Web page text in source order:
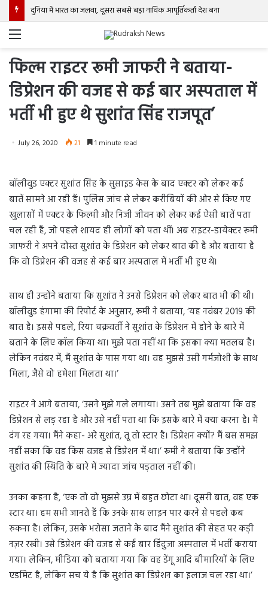
दुनिया में भारत का जलवा, दूसरा सबसे बड़ा नाविक आपूर्तिकर्ता देश बना
Menu
फिल्म राइटर रूमी जाफरी ने बताया-
डिप्रेशन की वजह से कई बार अस्पताल में
भर्ती भी हुए थे सुशांत सिंह राजपूत’
July 26, 2020 21 1 minute read
बॉलीवुड एक्टर सुशांत सिंह के सुसाइड केस के बाद एक्टर को लेकर कई
बातें सामने आ रही हैं। पुलिस जांच से लेकर करीबियों की ओर से किए गए
खुलासों में एक्टर के फिल्मी और निजी जीवन को लेकर कई ऐसी बातें पता
चल रही हैं, जो पहले शायद ही लोगों को पता थीं। अब राइटर-डायेक्टर रूमी
जाफरी ने अपने दोस्त सुशांत के डिप्रेशन को लेकर बात की है और बताया है
कि वो डिप्रेशन की वजह से कई बार अस्पताल में भर्ती भी हुए थे।
साथ ही उन्होंने बताया कि सुशांत ने उनसे डिप्रेशन को लेकर बात भी की थी।
बॉलीवुड हंगामा की रिपोर्ट के अनुसार, रूमी ने बताया, ‘यह नवंबर 2019 की
बात है। इससे पहले, रिया चक्रवर्ती ने सुशांत के डिप्रेशन में होने के बारे में
बताने के लिए कॉल किया था। मुझे पता नहीं था कि इसका क्या मतलब है।
लेकिन नवंबर में, मैं सुशांत के पास गया था। वह मुझसे उसी गर्मजोशी के साथ
मिला, जैसे वो हमेशा मिलता था।’
राइटर ने आगे बताया, ‘उसने मुझे गले लगाया। उसने तब मुझे बताया कि वह
डिप्रेशन से लड़ रहा है और उसे नहीं पता था कि इसके बारे में क्या करना है। मैं
दंग रह गया। मैंने कहा- अरे सुशांत, तू तो स्टार है। डिप्रेशन क्यों? मैं बस समझ
नहीं सका कि वह किस वजह से डिप्रेशन में था।’ रूमी ने बताया कि उन्होंने
सुशांत की स्थिति के बारे में ज्यादा जांच पड़ताल नहीं की।
उनका कहना है, ‘एक तो वो मुझसे उम्र में बहुत छोटा था। दूसरी बात, वह एक
स्टार था। हम सभी जानते हैं कि उनके साथ लाइन पार करने से पहले कब
रुकना है। लेकिन, उसके भरोसा जताने के बाद मैंने सुशांत की सेहत पर कड़ी
नज़र रखी। उसे डिप्रेशन की वजह से कई बार हिंदुजा अस्पताल में भर्ती कराया
गया। लेकिन, मीडिया को बताया गया कि वह डेंगू आदि बीमारियों के लिए
एडमिट है, लेकिन सच ये है कि सुशांत का डिप्रेशन का इलाज चल रहा था।’